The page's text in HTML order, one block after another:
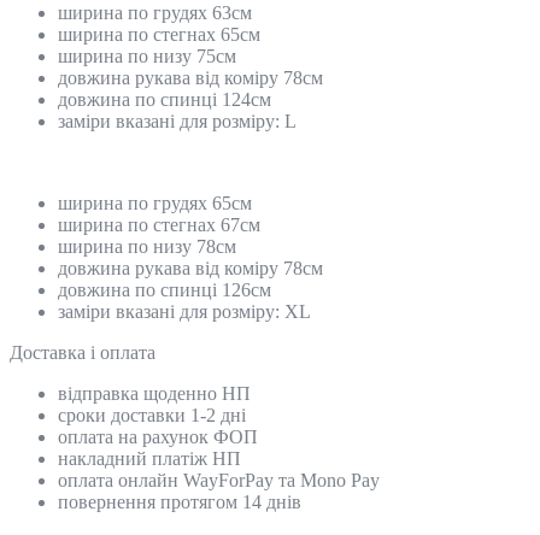
ширина по грудях 63см
ширина по стегнах 65см
ширина по низу 75см
довжина рукава від коміру 78см
довжина по спинці 124см
заміри вказані для розміру: L
ширина по грудях 65см
ширина по стегнах 67см
ширина по низу 78см
довжина рукава від коміру 78см
довжина по спинці 126см
заміри вказані для розміру: ХL
Доставка і оплата
відправка щоденно НП
сроки доставки 1-2 дні
оплата на рахунок ФОП
накладний платіж НП
оплата онлайн WayForPay та Mono Pay
повернення протягом 14 днів